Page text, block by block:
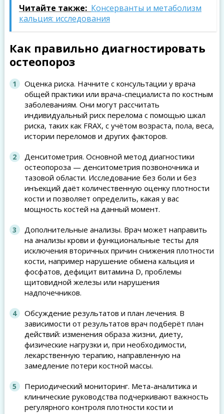
Читайте также: Консерванты и метаболизм
кальция: исследования
Как правильно диагностировать
остеопороз
Оценка риска. Начните с консультации у врача
общей практики или врача-специалиста по костным
заболеваниям. Они могут рассчитать
индивидуальный риск перелома с помощью шкал
риска, таких как FRAX, с учётом возраста, пола, веса,
истории переломов и других факторов.
Денситометрия. Основной метод диагностики
остеопороза — денситометрия позвоночника и
тазовой области. Исследование без боли и без
инъекций даёт количественную оценку плотности
кости и позволяет определить, какая у вас
мощность костей на данный момент.
Дополнительные анализы. Врач может направить
на анализы крови и функциональные тесты для
исключения вторичных причин снижения плотности
кости, например нарушение обмена кальция и
фосфатов, дефицит витамина D, проблемы
щитовидной железы или нарушения
надпочечников.
Обсуждение результатов и план лечения. В
зависимости от результатов врач подберёт план
действий: изменения образа жизни, диету,
физические нагрузки и, при необходимости,
лекарственную терапию, направленную на
замедление потери костной массы.
Периодический мониторинг. Мета-аналитика и
клинические руководства подчеркивают важность
регулярного контроля плотности кости и